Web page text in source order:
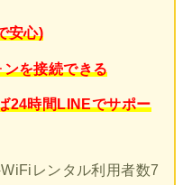
安心)
を接続できる
24時間LINEでサポー
レンタル利用者数7